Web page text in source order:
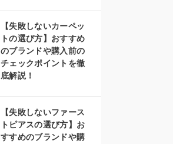
【失敗しないカーペッ
トの選び方】おすすめ
のブランドや購入前の
チェックポイントを徹
底解説！
【失敗しないファース
トピアスの選び方】お
すすめのブランドや購